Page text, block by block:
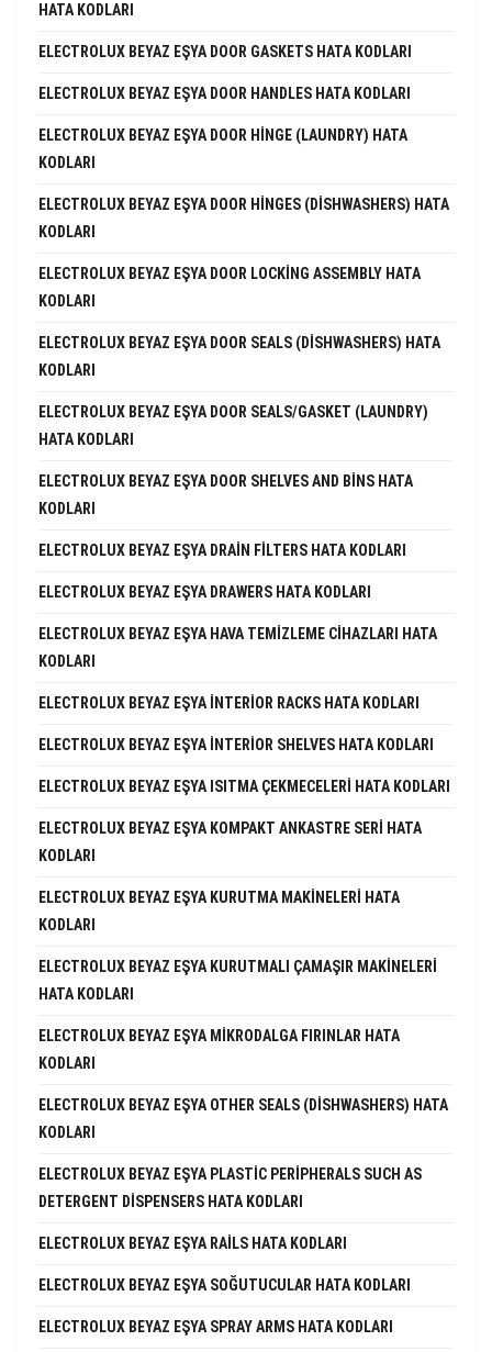
HATA KODLARI
ELECTROLUX BEYAZ EŞYA DOOR GASKETS HATA KODLARI
ELECTROLUX BEYAZ EŞYA DOOR HANDLES HATA KODLARI
ELECTROLUX BEYAZ EŞYA DOOR HINGE (LAUNDRY) HATA
KODLARI
ELECTROLUX BEYAZ EŞYA DOOR HINGES (DISHWASHERS) HATA
KODLARI
ELECTROLUX BEYAZ EŞYA DOOR LOCKING ASSEMBLY HATA
KODLARI
ELECTROLUX BEYAZ EŞYA DOOR SEALS (DISHWASHERS) HATA
KODLARI
ELECTROLUX BEYAZ EŞYA DOOR SEALS/GASKET (LAUNDRY)
HATA KODLARI
ELECTROLUX BEYAZ EŞYA DOOR SHELVES AND BINS HATA
KODLARI
ELECTROLUX BEYAZ EŞYA DRAIN FILTERS HATA KODLARI
ELECTROLUX BEYAZ EŞYA DRAWERS HATA KODLARI
ELECTROLUX BEYAZ EŞYA HAVA TEMIZLEME CIHAZLARI HATA
KODLARI
ELECTROLUX BEYAZ EŞYA INTERIOR RACKS HATA KODLARI
ELECTROLUX BEYAZ EŞYA INTERIOR SHELVES HATA KODLARI
ELECTROLUX BEYAZ EŞYA ISITMA ÇEKMECELERI HATA KODLARI
ELECTROLUX BEYAZ EŞYA KOMPAKT ANKASTRE SERI HATA
KODLARI
ELECTROLUX BEYAZ EŞYA KURUTMA MAKINELERI HATA
KODLARI
ELECTROLUX BEYAZ EŞYA KURUTMALI ÇAMAŞIR MAKINELERI
HATA KODLARI
ELECTROLUX BEYAZ EŞYA MIKRODALGA FIRINLAR HATA
KODLARI
ELECTROLUX BEYAZ EŞYA OTHER SEALS (DISHWASHERS) HATA
KODLARI
ELECTROLUX BEYAZ EŞYA PLASTIC PERIPHERALS SUCH AS
DETERGENT DISPENSERS HATA KODLARI
ELECTROLUX BEYAZ EŞYA RAILS HATA KODLARI
ELECTROLUX BEYAZ EŞYA SOĞUTUCULAR HATA KODLARI
ELECTROLUX BEYAZ EŞYA SPRAY ARMS HATA KODLARI